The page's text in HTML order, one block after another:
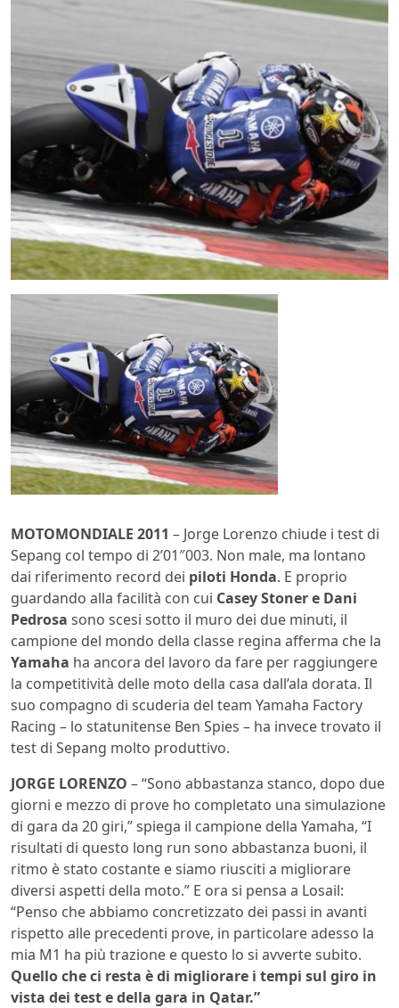
MOTOMONDIALE 2011 – Jorge Lorenzo chiude i test di
Sepang col tempo di 2’01″003. Non male, ma lontano
dai riferimento record dei piloti Honda. E proprio
guardando alla facilità con cui Casey Stoner e Dani
Pedrosa sono scesi sotto il muro dei due minuti, il
campione del mondo della classe regina afferma che la
Yamaha ha ancora del lavoro da fare per raggiungere
la competitività delle moto della casa dall’ala dorata. Il
suo compagno di scuderia del team Yamaha Factory
Racing – lo statunitense Ben Spies – ha invece trovato il
test di Sepang molto produttivo.
JORGE LORENZO – “Sono abbastanza stanco, dopo due
giorni e mezzo di prove ho completato una simulazione
di gara da 20 giri,” spiega il campione della Yamaha, “I
risultati di questo long run sono abbastanza buoni, il
ritmo è stato costante e siamo riusciti a migliorare
diversi aspetti della moto.” E ora si pensa a Losail:
“Penso che abbiamo concretizzato dei passi in avanti
rispetto alle precedenti prove, in particolare adesso la
mia M1 ha più trazione e questo lo si avverte subito.
Quello che ci resta è di migliorare i tempi sul giro in
vista dei test e della gara in Qatar.”